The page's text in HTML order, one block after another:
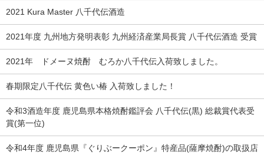
2021 Kura Master 八千代伝酒造
2021年度 九州地方発明表彰 九州経済産業局長賞 八千代伝酒造 受賞
2021年 ドメーヌ焼酎 むろか八千代伝入荷致しました。
春期限定八千代伝 黄色い椿 入荷致しました！
令和3酒造年度 鹿児島県本格焼酎鑑評会 八千代伝(黒) 総裁賞代表受
賞(第一位)
令和4年度 鹿児島県『ぐりぶークーポン』特産品(薩摩焼酎)の取扱店